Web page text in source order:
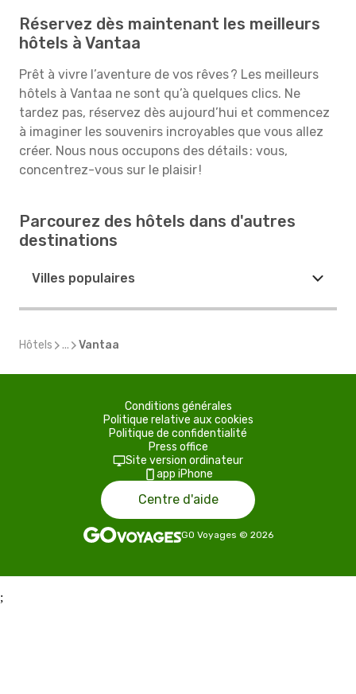
Réservez dès maintenant les meilleurs
hôtels à Vantaa
Prêt à vivre l’aventure de vos rêves ? Les meilleurs
hôtels à Vantaa ne sont qu’à quelques clics. Ne
tardez pas, réservez dès aujourd’hui et commencez
à imaginer les souvenirs incroyables que vous allez
créer. Nous nous occupons des détails : vous,
concentrez-vous sur le plaisir !
Parcourez des hôtels dans d'autres
destinations
Villes populaires
Hôtels ... Vantaa
Conditions générales
Politique relative aux cookies
Politique de confidentialité
Press office
Site version ordinateur
app iPhone
Centre d'aide
GO Voyages © 2026
;